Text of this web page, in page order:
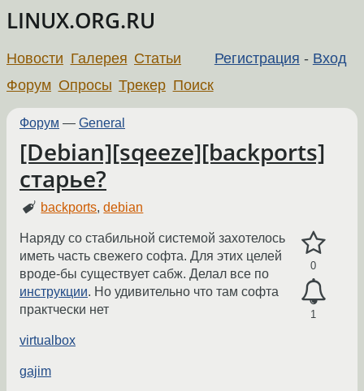
LINUX.ORG.RU
Регистрация - Вход
Новости Галерея Статьи
Форум Опросы Трекер Поиск
Форум — General
[Debian][sqeeze][backports]
старье?
backports,debian
0
1
Наряду со стабильной системой захотелось
иметь часть свежего софта. Для этих целей
вроде-бы существует сабж. Делал все по
инструкции. Но удивительно что там софта
практчески нет
virtualbox
gajim